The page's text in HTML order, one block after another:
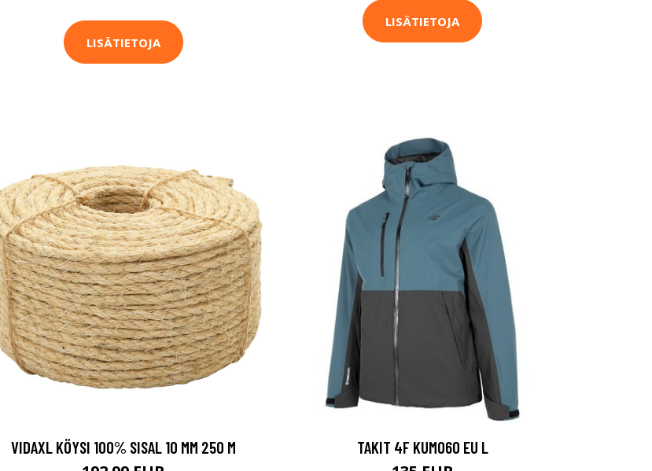
LISÄTIETOJA
LISÄTIETOJA
VIDAXL KÖYSI 100% SISAL 10 MM 250 M TAKIT 4F KUM060 EU L